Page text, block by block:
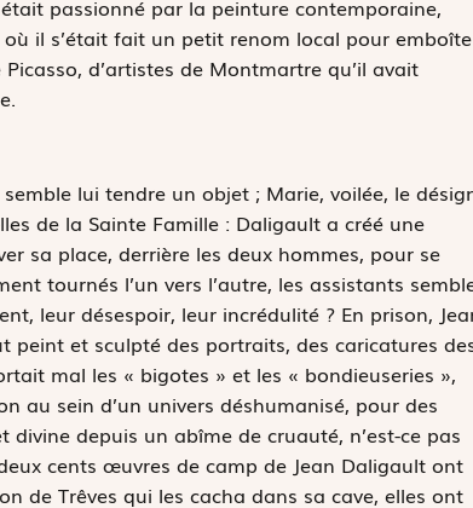
passionné par la peinture contemporaine,
il s’était fait un petit renom local pour
d’artistes de Montmartre qu’il avait
lui tendre un objet ; Marie, voilée, le
de la Sainte Famille : Daligault a créé une
sa place, derrière les deux hommes, pour se
tournés l’un vers l’autre, les assistants
leur désespoir, leur incrédulité ? En prison,
peint et sculpté des portraits, des caricatures
mal les « bigotes » et les « bondieuseries »,
au sein d’un univers déshumanisé, pour des
depuis un abîme de cruauté, n’est-ce pas
cents œuvres de camp de Jean Daligault ont
de Trêves qui les cacha dans sa cave, elles ont